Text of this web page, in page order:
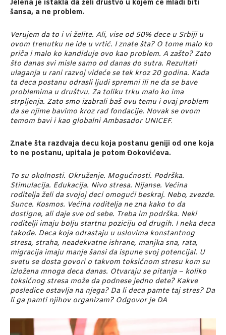
Jelena je istakla da želi društvo u kojem će mladi biti
šansa, a ne problem.
Verujem da to i vi želite. Ali, vise od 50% dece u Srbiji u
ovom trenutku ne ide u vrtić. I znate šta? O tome malo ko
priča i malo ko kandiduje ovo kao problem. A zašto? Zato
što danas svi misle samo od danas do sutra. Rezultati
ulaganja u rani razvoj videće se tek kroz 20 godina. Kada
ta deca postanu odrasli ljudi spremni ili ne da se bave
problemima u društvu. Za toliku trku malo ko ima
strpljenja. Zato smo izabrali baš ovu temu i ovaj problem
da se njime bavimo kroz rad fondacije. Novak se ovom
temom bavi i kao globalni Ambasador UNICEF.
Znate šta razdvaja decu koja postanu geniji od one koja
to ne postanu, upitala je potom Đokovićeva.
To su okolnosti. Okruženje. Mogućnosti. Podrška.
Stimulacija. Edukacija. Nivo stresa. Nijanse. Većina
roditelja želi da svojoj deci omogući beskraj. Nebo, zvezde.
Sunce. Kosmos. Većina roditelja ne zna kako to da
dostigne, ali daje sve od sebe. Treba im podrška. Neki
roditelji imaju bolju startnu poziciju od drugih. I neka deca
takođe. Deca koja odrastaju u uslovima konstantnog
stresa, straha, neadekvatne ishrane, manjka sna, rata,
migracija imaju manje šansi da ispune svoj potencijal. U
svetu se dosta govori o takvom toksičnom stresu kom su
izložena mnoga deca danas. Otvaraju se pitanja – koliko
toksičnog stresa može da podnese jedno dete? Kakve
posledice ostavlja na njega? Da li deca pamte taj stres? Da
li ga pamti njihov organizam? Odgovor je DA